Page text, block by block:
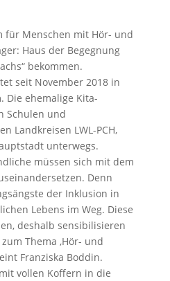
für Menschen mit Hör- und
Haus der Begegnung
bekommen.
seit November 2018 in
Die ehemalige Kita-
Schulen und
Landkreisen LWL-PCH,
unterwegs.
müssen sich mit dem
Denn
der Inklusion in
Lebens im Weg. Diese
deshalb sensibilisieren
Thema ‚Hör- und
Franziska Boddin.
vollen Koffern in die